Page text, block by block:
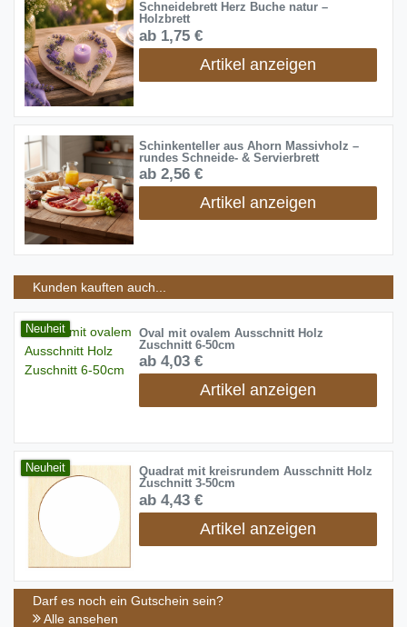
Schneidebrett Herz Buche natur –
Holzbrett
ab 1,75 €
Artikel anzeigen
Schinkenteller aus Ahorn Massivholz –
rundes Schneide- & Servierbrett
ab 2,56 €
Artikel anzeigen
Kunden kauften auch...
Neuheit
Oval mit ovalem Ausschnitt Holz
Zuschnitt 6-50cm
ab 4,03 €
Artikel anzeigen
Neuheit
Quadrat mit kreisrundem Ausschnitt Holz
Zuschnitt 3-50cm
ab 4,43 €
Artikel anzeigen
Darf es noch ein Gutschein sein?
Alle ansehen